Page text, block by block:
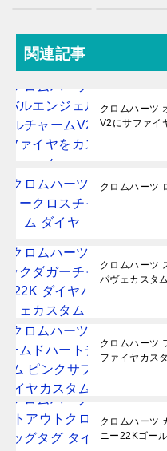
関連記事
クロムハーツ
V2にサファイ
クロムハーツ
クロムハーツ
パヴェカスタム
クロムハーツ
ファイヤカス
クロムハーツ
ニー22Kゴー